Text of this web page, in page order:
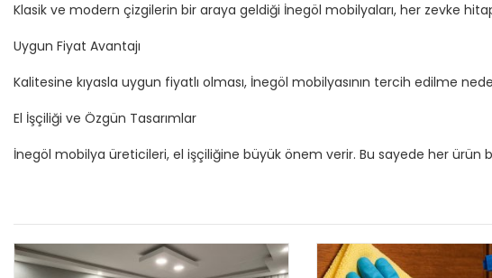
Klasik ve modern çizgilerin bir araya geldiği İnegöl mobilyaları, her zevke
Uygun Fiyat Avantajı
Kalitesine kıyasla uygun fiyatlı olması, İnegöl mobilyasının tercih edilme
El İşçiliği ve Özgün Tasarımlar
İnegöl mobilya üreticileri, el işçiliğine büyük önem verir. Bu sayede her ürün